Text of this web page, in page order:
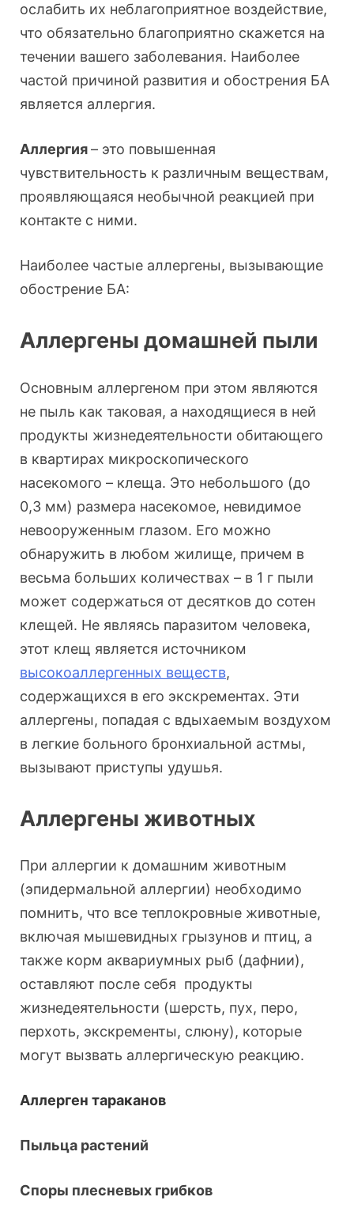
ослабить их неблагоприятное воздействие,
что обязательно благоприятно скажется на
течении вашего заболевания. Наиболее
частой причиной развития и обострения БА
является аллергия.
Аллергия– это повышенная
чувствительность к различным веществам,
проявляющаяся необычной реакцией при
контакте с ними.
Наиболее частые аллергены, вызывающие
обострение БА:
Аллергены домашней пыли
Основным аллергеном при этом являются
не пыль как таковая, а находящиеся в ней
продукты жизнедеятельности обитающего
в квартирах микроскопического
насекомого – клеща. Это небольшого (до
0,3 мм) размера насекомое, невидимое
невооруженным глазом. Его можно
обнаружить в любом жилище, причем в
весьма больших количествах – в 1 г пыли
может содержаться от десятков до сотен
клещей. Не являясь паразитом человека,
этот клещ является источником
высокоаллергенных веществ,
содержащихся в его экскрементах. Эти
аллергены, попадая с вдыхаемым воздухом
в легкие больного бронхиальной астмы,
вызывают приступы удушья.
Аллергены животных
При аллергии к домашним животным
(эпидермальной аллергии) необходимо
помнить, что все теплокровные животные,
включая мышевидных грызунов и птиц, а
также корм аквариумных рыб (дафнии),
оставляют после себя продукты
жизнедеятельности (шерсть, пух, перо,
перхоть, экскременты, слюну), которые
могут вызвать аллергическую реакцию.
Аллерген тараканов
Пыльца растений
Споры плесневых грибков